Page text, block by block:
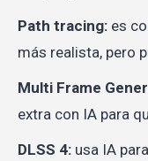
Path tracing: es
más realista, pero
Multi Frame
extra con IA para
DLSS 4: usa IA